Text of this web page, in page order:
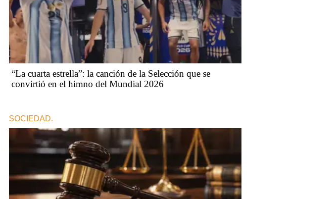
“La cuarta estrella”: la canción de la Selección que se
convirtió en el himno del Mundial 2026
SOCIEDAD.